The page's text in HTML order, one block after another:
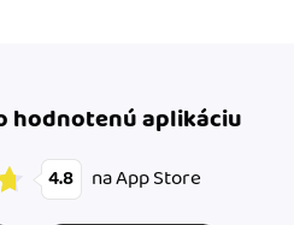
hodnotenú aplikáciu
4.8 na App Store